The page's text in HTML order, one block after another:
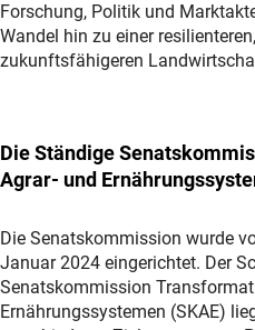
Forschung, Politik und
Wandel hin zu einer
zukunftsfähigeren
Die Ständige
Agrar- und
Die Senatskommission wurde
Januar 2024 eingerichtet. Der
Senatskommission
Ernährungssystemen (SKAE)